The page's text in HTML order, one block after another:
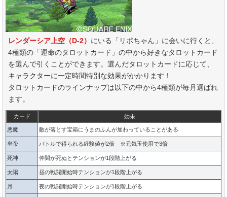
レンダーシア上空（D-2） にいる「リポちゃん」に会いに行くと、
4種類の「運命のタロットカード」の中から好きなタロットカード
を選んで引くことができます。選んだタロットカードに応じて、
キャラクターに一定時間特別な効果がかかります！
タロットカードのラインナップは以下の中から4種類が毎月選ばれ
ます。
カード 効果
悪魔 敵が落とす宝箱にうまのふんが加わっていることがある
皇帝 バトルで得られる経験値が2倍 ※元気玉使用で3倍
死神 仲間が死ぬとテンションが1段階上がる
太陽 昼の戦闘開始時テンションが1段階上がる
月 夜の戦闘開始時テンションが1段階上がる